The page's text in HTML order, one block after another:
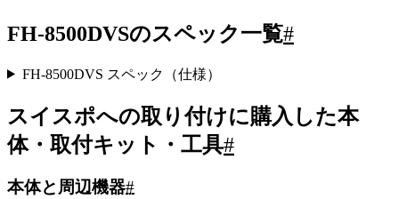
FH-8500DVSのスペック一覧#
FH-8500DVS スペック（仕様）
スイスポへの取り付けに購入した本
体・取付キット・工具#
本体と周辺機器#